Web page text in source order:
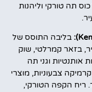
תה טורקי וליהנות
בליבה התוסס של
בזאר קמרלטי, שוק
אותנטיות וגני תה
צבעוניות, מוצרי
ריח הקפה הטורקי,